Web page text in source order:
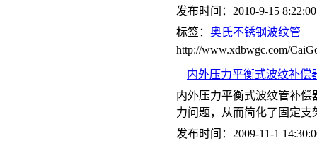
发布时间：2010-9-15 8:22:00
标签： 奥氏不锈钢波纹管
http://www.xdbwgc.com/
内外压力平衡式波纹补偿
内外压力平衡式波纹管补
力问题，从而简化了固定
发布时间：2009-11-1